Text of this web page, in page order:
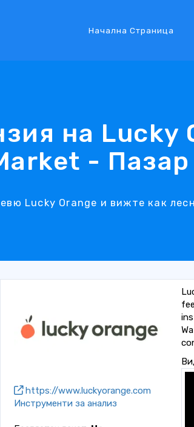
Начална Страница
на Lucky
-
Lucky Orange и вижте как
https://www.luckyorange.com
Инструменти за анализ